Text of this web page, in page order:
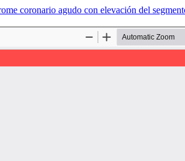
coronario agudo con elevación del